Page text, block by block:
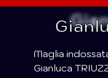
Maglia
Gianluca